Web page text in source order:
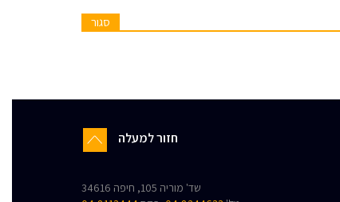
סגור
חזור למעלה
שד' מוריה 105, חיפה 34616